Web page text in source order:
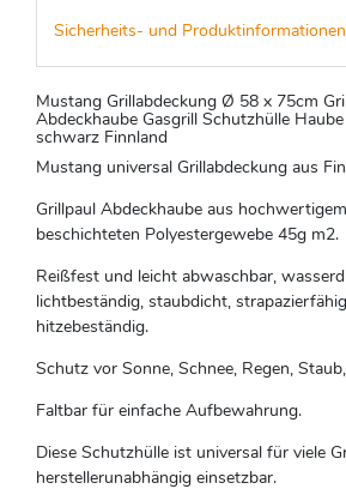
Sicherheits- und Produktinformationen
Mustang Grillabdeckung Ø 58 x 75cm
Abdeckhaube Gasgrill Schutzhülle
schwarz Finnland
Mustang universal Grillabdeckung aus
Grillpaul Abdeckhaube aus
beschichteten Polyestergewebe 45g m2.
Reißfest und leicht abwaschbar,
lichtbeständig, staubdicht,
hitzebeständig.
Schutz vor Sonne, Schnee, Regen,
Faltbar für einfache Aufbewahrung.
Diese Schutzhülle ist universal für viele
herstellerunabhängig einsetzbar.